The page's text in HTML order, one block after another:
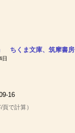
ちくま文庫、筑摩書房
日
16
頁で計算）